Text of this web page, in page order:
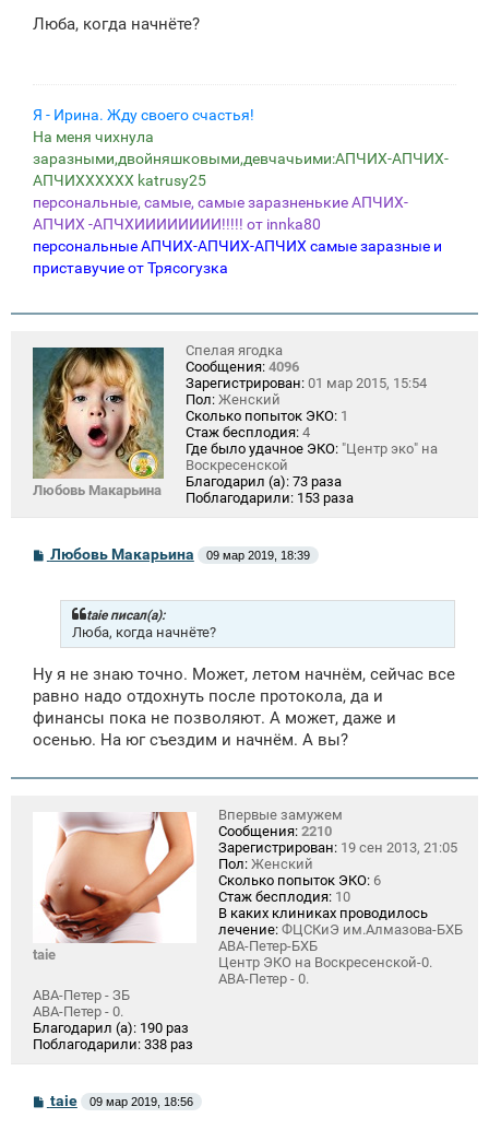
б
Люба, когда начнёте?
Я - Ирина. Жду своего счастья!
На меня чихнула
заразными,двойняшковыми,девчачьими:АПЧИХ-АПЧИХ-
АПЧИХХХХХХ katrusy25
персональные, самые, самые заразненькие АПЧИХ-
АПЧИХ -АПЧХИИИИИИИИ!!!!! от innka80
персональные АПЧИХ-АПЧИХ-АПЧИХ самые заразные и
приставучие от Трясогузка
Любовь Макарьина
Спелая ягодка
Сообщения: 4096
Зарегистрирован: 01 мар 2015, 15:54
Пол: Женский
Сколько попыток ЭКО: 1
Стаж бесплодия: 4
Где было удачное ЭКО: "Центр эко" на
Воскресенской
Благодарил (а): 73 раза
Поблагодарили: 153 раза
С
е
Любовь Макарьина 09 мар 2019, 18:39
taie писал(а):
Люба, когда начнёте?
Ну я не знаю точно. Может, летом начнём, сейчас все
равно надо отдохнуть после протокола, да и
финансы пока не позволяют. А может, даже и
осенью. На юг съездим и начнём. А вы?
taie
Впервые замужем
Сообщения: 2210
Зарегистрирован: 19 сен 2013, 21:05
Пол: Женский
Сколько попыток ЭКО: 6
Стаж бесплодия: 10
В каких клиниках проводилось
лечение: ФЦСКиЭ им.Алмазова-БХБ
АВА-Петер-БХБ
Центр ЭКО на Воскресенской-0.
АВА-Петер - 0.
АВА-Петер - ЗБ
АВА-Петер - 0.
Благодарил (а): 190 раз
Поблагодарили: 338 раз
Сtaie 09 мар 2019, 18:56